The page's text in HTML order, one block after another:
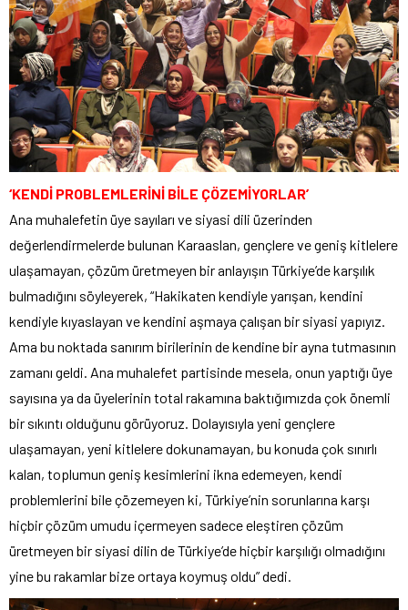
‘KENDİ PROBLEMLERİNİ BİLE ÇÖZEMİYORLAR’
Ana muhalefetin üye sayıları ve siyasi dili üzerinden
değerlendirmelerde bulunan Karaaslan, gençlere ve geniş kitlelere
ulaşamayan, çözüm üretmeyen bir anlayışın Türkiye’de karşılık
bulmadığını söyleyerek, “Hakikaten kendiyle yarışan, kendini
kendiyle kıyaslayan ve kendini aşmaya çalışan bir siyasi yapıyız.
Ama bu noktada sanırım birilerinin de kendine bir ayna tutmasının
zamanı geldi. Ana muhalefet partisinde mesela, onun yaptığı üye
sayısına ya da üyelerinin total rakamına baktığımızda çok önemli
bir sıkıntı olduğunu görüyoruz. Dolayısıyla yeni gençlere
ulaşamayan, yeni kitlelere dokunamayan, bu konuda çok sınırlı
kalan, toplumun geniş kesimlerini ikna edemeyen, kendi
problemlerini bile çözemeyen ki, Türkiye’nin sorunlarına karşı
hiçbir çözüm umudu içermeyen sadece eleştiren çözüm
üretmeyen bir siyasi dilin de Türkiye’de hiçbir karşılığı olmadığını
yine bu rakamlar bize ortaya koymuş oldu” dedi.